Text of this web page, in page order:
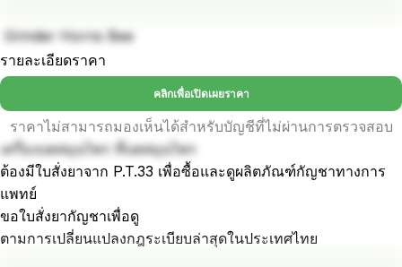
Grinder Horns Bee
รายละเอียดราคา
คลิกเพื่อเปิดเผยราคา
ราคาไม่สามารถมองเห็นได้สำหรับบัญชีที่ไม่ผ่านการตรวจสอบ
เครื่องบดสมุนไพร ที่บดสมุนไพร
ต้องมีใบสั่งยาจาก P.T.33 เพื่อซื้อและดูผลิตภัณฑ์กัญชาทางการ
แพทย์
ขอใบสั่งยากัญชาเพื่อดู
ตามการเปลี่ยนแปลงกฎระเบียบล่าสุดในประเทศไทย